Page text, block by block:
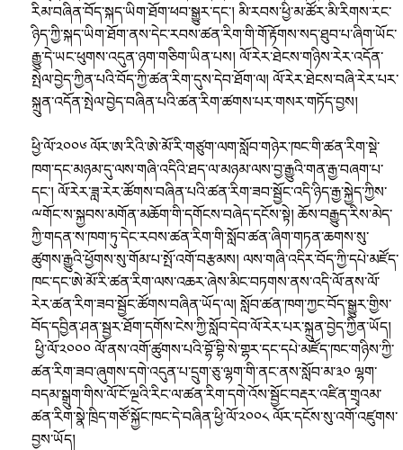
རིམ་བཞིན་བོད་སྐད་ཡིག་ཐོག་ཕབ་སྒྱུར་དང༌། མི་རབས་ཕྱི་མ་ཚོར་མི་རིགས་རང་
ཉིད་ཀྱི་སྐད་ཡིག་ཐོག་ནས་དེང་རབས་ཚན་རིག་གི་གོ་རྟོགས་སད་ཐུབ་པ་ཞིག་ཡོང་
རྒྱུ་དེ་ཡང་ཕུགས་འདུན་ཉག་གཅིག་ཡིན་པས། ལོ་རེར་ཐེངས་གཉིས་རེར་འདོན་
སྤེལ་བྱེད་ཀྱིན་པའི་བོད་ཀྱི་ཚན་རིག་དུས་དེབ་ཐོག་ལ། ལོ་རེར་ཐེངས་བཞི་རེར་པར་
སྐྲུན་འདོན་སྤེལ་བྱེད་བཞིན་པའི་ཚན་རིག་ཚགས་པར་གསར་གཏོད་བྱས།
ཕྱི་ལོ་༢༠༠༦ ལོར་ཨ་རིའི་ཨེ་མོ་རི་གཙུག་ལག་སློབ་གཉེར་ཁང་གི་ཚན་རིག་སྡེ་
ཁག་དང་མཉམ་དུ་ལས་གཞི་འདིའི་ཐད་ལ་མཉམ་ལས་བྱ་རྒྱུའི་གན་རྒྱ་བཞག་པ་
དང༌། ལོ་རེར་ཟླ་རེར་ཚོགས་བཞིན་པའི་ཚན་རིག་ཟབ་སྦྱོང་འདི་ཉིད་རྒྱ་སྐྱེད་ཀྱིས་
ྋགོང་ས་སྐྱབས་མགོན་མཆོག་གི་དགོངས་བཞེད་དངོས་སྟེ། ཆོས་བརྒྱུད་རིས་མེད་
ཀྱི་གདན་ས་ཁག་ཏུ་དེང་རབས་ཚན་རིག་གི་སློབ་ཚན་ཞིག་གཏན་ཆགས་སུ་
ཚུགས་རྒྱུའི་ཕྱོགས་སུ་གོམ་པ་སྤོ་འགོ་བརྩམས། ལས་གཞི་འདིར་བོད་ཀྱི་དཔེ་མཛོད་
ཁང་དང་ཨེ་མོ་རི་ཚན་རིག་ལས་འཆར་ཞེས་མིང་བཏགས་ནས་འདི་ལོ་ནས་ལོ་
རེར་ཚན་རིག་ཟབ་སྦྱོང་ཚོགས་བཞིན་ཡོད་ལ། སློབ་ཚན་ཁག་ཀྱང་བོད་སྒྱུར་གྱིས་
བོད་དབྱིན་ཤན་སྦྱར་ཐོག་དགོས་ངེས་ཀྱི་སློབ་དེབ་ལོ་རེར་པར་སྐྲུན་བྱེད་ཀྱིན་ཡོད།
ཕྱི་ལོ་༢༠༠༠ ལོ་ནས་འགོ་ཚུགས་པའི་བྷོ་བྷི་སེ་གྷར་དང་དཔེ་མཛོད་ཁང་གཉིས་ཀྱི་
ཚན་རིག་ཟབ་ཞུགས་དགེ་འདུན་པ་དྲུག་ཅུ་ལྷག་གི་ནང་ནས་སློབ་མ་༣༠ ལྷག་
བདམ་སྒྲུག་གིས་ལོ་ངོ་ལྔའི་རིང་ལ་ཚན་རིག་དགེ་འོས་སྦྱོང་བརྡར་འཛིན་གྲྭའམ་
ཚན་རིག་སྣེ་ཁྲིད་གཙོ་སྐྱོང་ཁང་དེ་བཞིན་ཕྱི་ལོ་༢༠༠༨ ལོར་དངོས་སུ་འགོ་འཛུགས་
བྱས་ཡོད།